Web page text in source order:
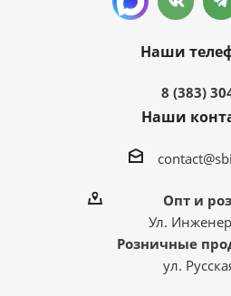
Наши
8 (383)
Наши
Опт и
Ул.
Розничные
ул.